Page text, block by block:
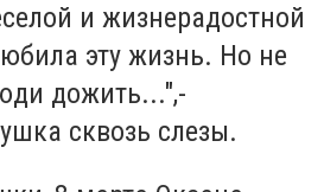
и жизнерадостной
эту жизнь. Но не
дожить...",-
сквозь слезы.